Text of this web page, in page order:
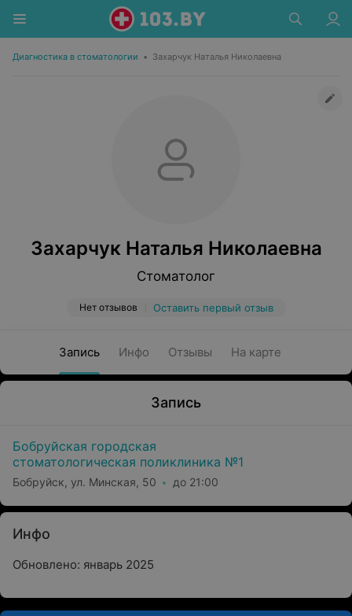
Диагностика в стоматологии • Захарчук Наталья Николаевна
Захарчук Наталья Николаевна
Стоматолог
Нет отзывов Оставить первый отзыв
Запись Инфо Отзывы На карте
Запись
Бобруйская городская
стоматологическая поликлиника №1
Бобруйск, ул. Минская, 50 до 21:00
Инфо
Обновлено: январь 2025